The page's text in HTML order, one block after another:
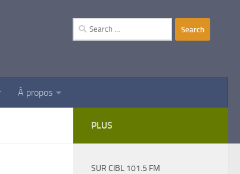
Search
for:
À propos
PLUS
SUR CIBL 101.5 FM